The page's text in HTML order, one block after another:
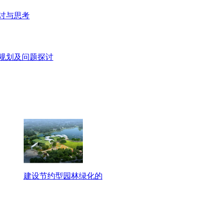
与思考
划及问题探讨
建设节约型园林绿化的